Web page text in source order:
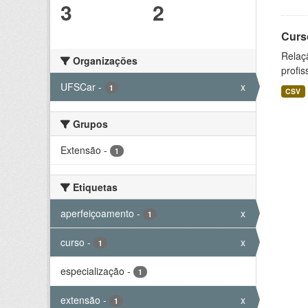
3 2
Organizações
UFSCar - 1 x
Grupos
Extensão - 1
Etiquetas
aperfeiçoamento - 1 x
curso - 1 x
especialização - 1
extensão - 1 x
CSV